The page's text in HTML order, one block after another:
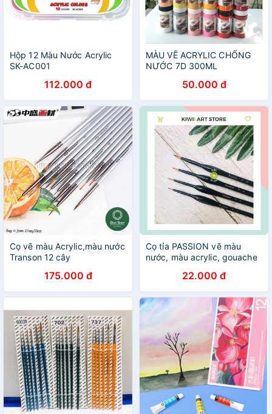
Hộp 12 Màu Nước Acrylic
SK-AC001
112.000 đ
MÀU VẼ ACRYLIC CHỐNG
NƯỚC 7D 300ML
50.000 đ
Cọ vẽ màu Acrylic,màu nước
Transon 12 cây
175.000 đ
Cọ tỉa PASSION vẽ màu
nước, màu acrylic, gouache
22.000 đ